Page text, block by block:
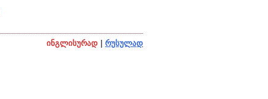
ინგლისურად
რუსულად